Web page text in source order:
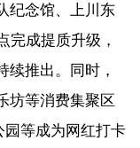
纪念馆、上川东
完成提质升级，
续推出。同时，
坊等消费集聚区
园等成为网红打卡